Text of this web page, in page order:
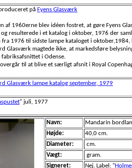
på Fyens Glasværk
af 1960erne blev idéen fostret, at gøre Fyens
resulterede i et katalog i oktober, 1976 der
fra 1976 til sidste lampe kataloget i
Glasværk magtede ikke, at markedsføre
i Odense.
til at blive et særligt afsnit i Royal
Glasværk lampe katalog september, 1979
" juli, 1977
Navn:
Mandarin
Højde:
40,0 cm.
Diameter:
cm.
Vægt:
gram.
Signeret:
Nej. Label: "